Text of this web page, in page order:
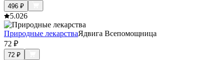
496 ₽
5.026
Природные лекарстваЯдвига Всепомощница
72 ₽
72 ₽